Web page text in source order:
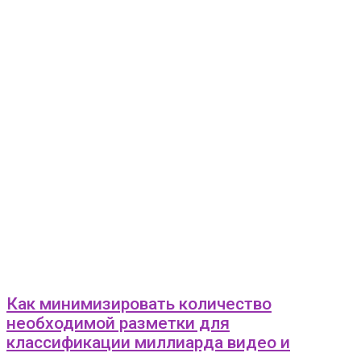
Как минимизировать количество
необходимой разметки для
классификации миллиарда видео и